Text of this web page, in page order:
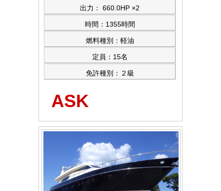
出力： 660.0HP ×2
時間：1355時間
燃料種別：軽油
定員：15名
免許種別：２級
ASK